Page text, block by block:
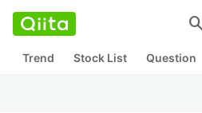
Trend Stock List Question